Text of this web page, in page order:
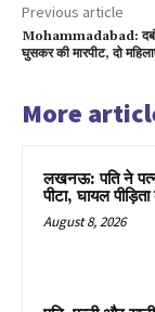
Previous article
Mohammadabad:
घुसकर की मारपीट, दो
More
लखनऊ: पति ने
पीटा, घायल
August 8, 2026